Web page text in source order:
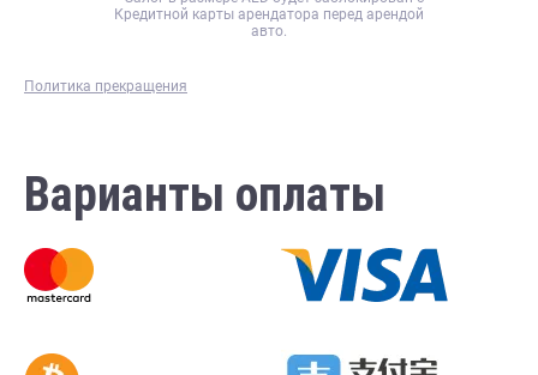
Политика прекращения
Кредитной карты арендатора перед арендой
авто.
Варианты оплаты